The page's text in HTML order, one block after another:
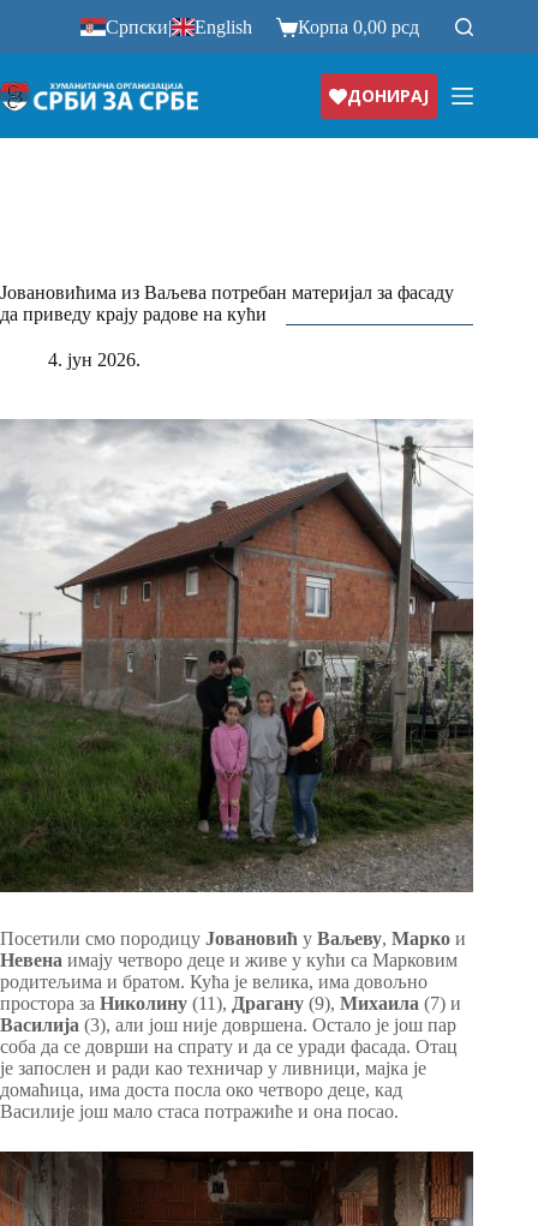
Српски| English Корпа0,00рсд
ДОНИРАЈ
Јовановићима из Ваљева потребан материјал за фасаду
да приведу крају радове на кући
4. јун 2026.
Посетили смо породицу Јовановић у Ваљеву, Марко и
Невена имају четворо деце и живе у кући са Марковим
родитељима и братом. Кућа је велика, има довољно
простора за Николину (11), Драгану (9), Михаила (7) и
Василија (3), али још није довршена. Остало је још пар
соба да се доврши на спрату и да се уради фасада. Отац
је запослен и ради као техничар у ливници, мајка је
домаћица, има доста посла око четворо деце, кад
Василије још мало стаса потражиће и она посао.